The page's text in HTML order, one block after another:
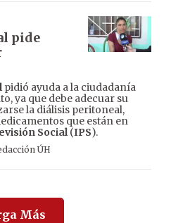
pide
pidió ayuda a la ciudadanía
ya que debe adecuar su
la diálisis peritoneal,
que están en
Social(IPS).
ÚH
Más